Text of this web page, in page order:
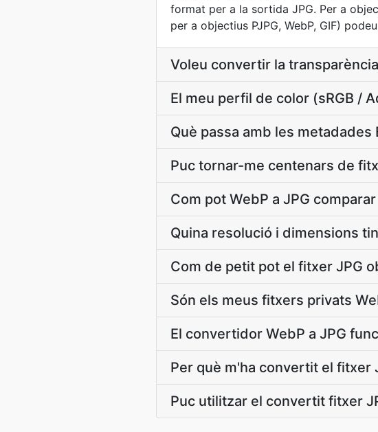
format per a la sortida JPG. Per a
per a objectius PJPG, WebP, GIF)
Voleu convertir la
El meu perfil de color (sRGB /
Què passa amb les metadades
Puc tornar-me centenars de
Com pot WebP a JPG
Quina resolució i dimensions
Com de petit pot el fitxer JPG
Són els meus fitxers privats
El convertidor WebP a JPG
Per què m'ha convertit el fitxer
Puc utilitzar el convertit fitxer